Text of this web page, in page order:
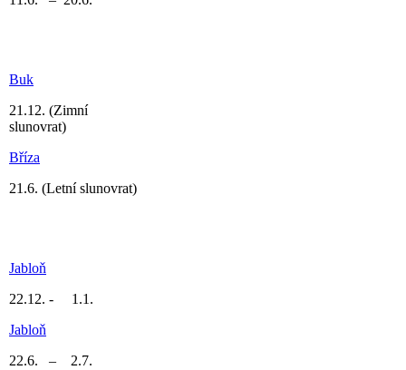
Buk
21.12. (Zimní
slunovrat)
Bříza
21.6. (Letní slunovrat)
Jabloň
22.12. - 1.1.
Jabloň
22.6. – 2.7.